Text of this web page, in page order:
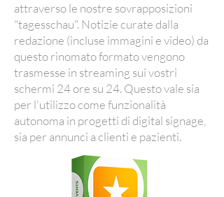
attraverso le nostre sovrapposizioni
"tagesschau". Notizie curate dalla
redazione (incluse immagini e video) da
questo rinomato formato vengono
trasmesse in streaming sui vostri
schermi 24 ore su 24. Questo vale sia
per l'utilizzo come funzionalità
autonoma in progetti di digital signage,
sia per annunci a clienti e pazienti.